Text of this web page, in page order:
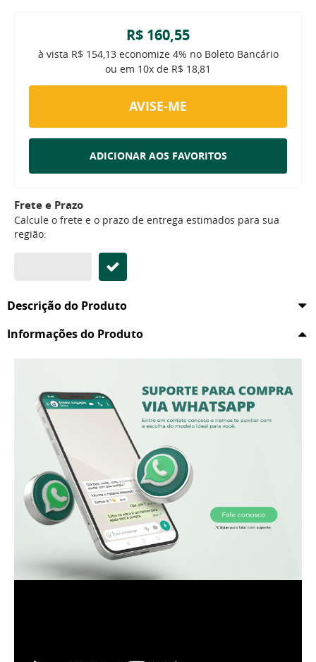
R$ 160,55
à vista R$ 154,13economize 4% no Boleto Bancário
ou em 10x de R$ 18,81
AVISE-ME
ADICIONAR AOS FAVORITOS
Frete e Prazo
Calcule o frete e o prazo de entrega estimados para sua
região:
Descrição do Produto
Informações do Produto